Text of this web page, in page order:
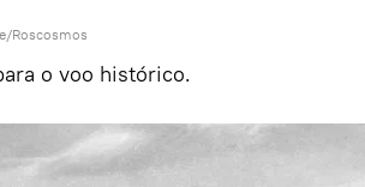
Roscosmos
o voo histórico.